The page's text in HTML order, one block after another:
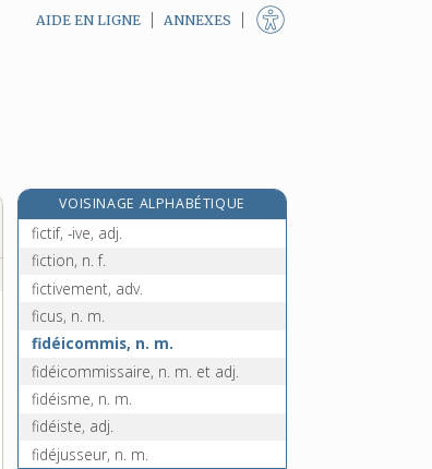
AIDE EN LIGNE ANNEXES
VOISINAGE ALPHABÉTIQUE
ficoïde, n. f.
fictif, -ive, adj.
fiction, n. f.
fictivement, adv.
ficus, n. m.
fidéicommis, n. m.
fidéicommissaire, n. m. et adj.
fidéisme, n. m.
fidéiste, adj.
fidéjusseur, n. m.